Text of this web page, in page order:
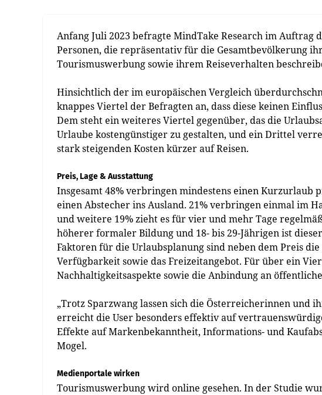
Anfang Juli 2023 befragte MindTake Research im Auftrag
Personen, die repräsentativ für die Gesamtbevölkerung
Tourismuswerbung sowie ihrem Reiseverhalten
Hinsichtlich der im europäischen Vergleich
knappes Viertel der Befragten an, dass diese keinen
Dem steht ein weiteres Viertel gegenüber, das die
Urlaube kostengünstiger zu gestalten, und ein Drittel
stark steigenden Kosten kürzer auf Reisen.
Preis, Lage & Ausstattung
Insgesamt 48% verbringen mindestens einen Kurzurlaub
einen Abstecher ins Ausland. 21% verbringen einmal im
und weitere 19% zieht es für vier und mehr Tage
höherer formaler Bildung und 18- bis 29-Jährigen ist
Faktoren für die Urlaubsplanung sind neben dem Preis
Verfügbarkeit sowie das Freizeitangebot. Für über ein
Nachhaltigkeitsaspekte sowie die Anbindung an
„Trotz Sparzwang lassen sich die Österreicherinnen und
erreicht die User besonders effektiv auf
Effekte auf Markenbekanntheit, Informations- und
Mogel.
Medienportale wirken
Tourismuswerbung wird online gesehen. In der Studie